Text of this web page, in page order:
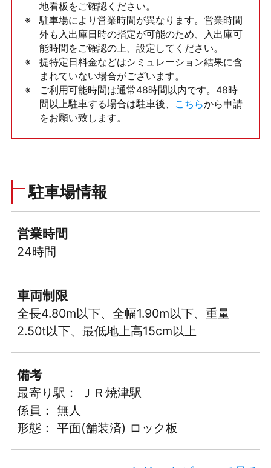
地看板をご確認ください。
駐車場により営業時間が異なります。営業時間
外も入出庫日時の指定が可能のため、入出庫可
能時間をご確認の上、設定してください。
提特定日料金などはシミュレーション結果に含
まれていない場合がございます。
ご利用可能時間は通常48時間以内です。48時
間以上駐車する場合は駐車後、
こちらから申請
をお願い致します。
駐車場情報
営業時間
24時間
車両制限
全長4.80m以下、全幅1.90m以下、重量
2.50t以下、最低地上高15cm以上
備考
最寄り駅： ＪＲ焼津駅
係員： 無人
形態： 平面(舗装済) ロック板